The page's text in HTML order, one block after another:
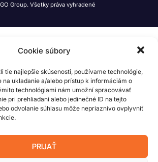
Cookie súbory
tie najlepšie skúsenosti, používame technológie,
na ukladanie a/alebo prístup k informáciám o
technológiami nám umožní spracovávať
pri prehliadaní alebo jedinečné ID na tejto
odvolanie súhlasu môže nepriaznivo ovplyvniť
PRIJAŤ
Group. Všetky práva vyhradené